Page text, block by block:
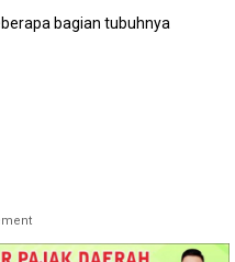
bagian tubuhnya